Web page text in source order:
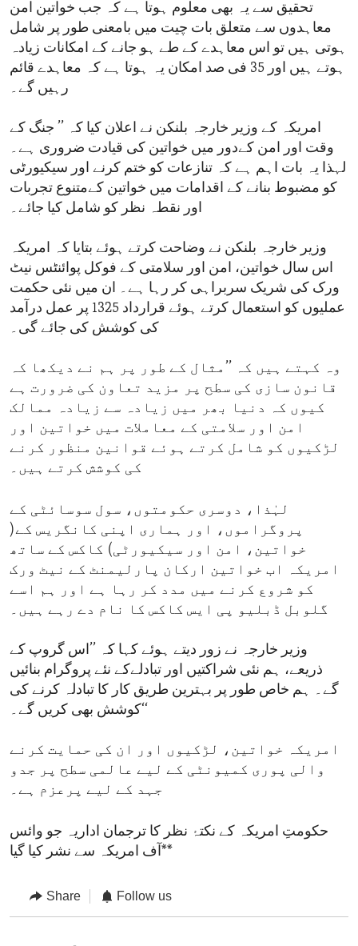
تحقیق سے یہ بھی معلوم ہوتا ہے کہ جب خواتین امن
معاہدوں سے متعلق بات چیت میں بامعنی طور پر شامل
ہوتی ہیں تو اس معاہدے کے طے ہو جانے کے امکانات زیادہ
ہوتے ہیں اور 35 فی صد امکان یہ ہوتا ہے کہ معاہدے قائم
رہیں گے۔
امریکہ کے وزیر خارجہ بلنکن نے اعلان کیا کہ ’’ جنگ کے
وقت اور امن کےدور میں خواتین کی قیادت ضروری ہے۔
لہذا یہ بات اہم ہے کہ تنازعات کو ختم کرنے اور سیکیورٹی
کو مضبوط بنانے کے اقدامات میں خواتین کےمتنوع تجربات
اور نقطہ نظر کو شامل کیا جائے۔
وزیر خارجہ بلنکن نے وضاحت کرتے ہوئے بتایا کہ امریکہ
اس سال خواتین، امن اور سلامتی کے فوکل پوائنٹس نیٹ
ورک کی شریک سربراہی کر رہا ہے۔ ان میں نئی حکمت
عملیوں کو استعمال کرتے ہوئے قرارداد 1325 پر عمل درآمد
کی کوشش کی جائے گی۔
وہ کہتے ہیں کہ ’’مثال کے طور پر ہم نے دیکھا کہ
قانون سازی کی سطح پر مزید تعاون کی ضرورت ہے
کیوں کہ دنیا بھر میں زیادہ سے زیادہ ممالک
امن اور سلامتی کے معاملات میں خواتین اور
لڑکیوں کو شامل کرتے ہوئے قوانین منظور کرنے
کی کوشش کرتے ہیں۔
لہٰذا، دوسری حکومتوں، سول سوسائٹی کے
پروگراموں، اور ہماری اپنی کانگریس کے(
خواتین، امن اور سیکیورٹی) کاکس کے ساتھ
امریکہ اب خواتین ارکان پارلیمنٹ کے نیٹ ورک
کو شروع کرنے میں مدد کر رہا ہے اور ہم اسے
گلوبل ڈبلیو پی ایس کاکس کا نام دے رہے ہیں۔
وزیر خارجہ نے زور دیتے ہوئے کہا کہ ’’اس گروپ کے
ذریعے، ہم نئی شراکتیں اور تبادلےکے نئے پروگرام بنائیں
گے۔ ہم خاص طور پر بہترین طریق کار کا تبادلہ کرنے کی
کوشش بھی کریں گے۔‘‘
امریکہ خواتین، لڑکیوں اور ان کی حمایت کرنے
والی پوری کمیونٹی کے لیے عالمی سطح پر جدو
جہد کے لیے پرعزم ہے۔
حکومتِ امریکہ کے نکتۂ نظر کا ترجمان اداریہ جو وائس
آف امریکہ سے نشر کیا گیا**
Share Follow us